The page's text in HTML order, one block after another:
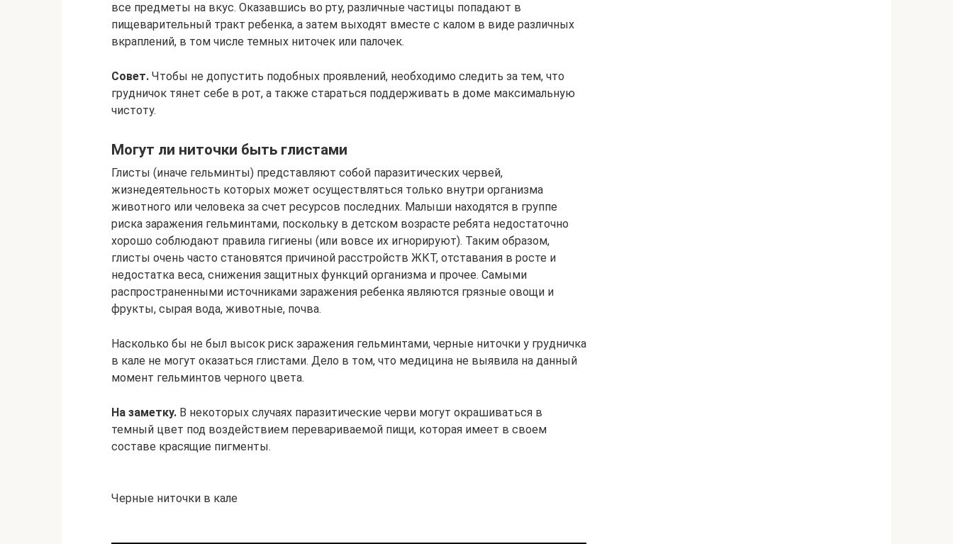
все предметы на вкус. Оказавшись во рту, различные частицы попадают в
пищеварительный тракт ребенка, а затем выходят вместе с калом в виде различных
вкраплений, в том числе темных ниточек или палочек.
Совет. Чтобы не допустить подобных проявлений, необходимо следить за тем, что
грудничок тянет себе в рот, а также стараться поддерживать в доме максимальную
чистоту.
Могут ли ниточки быть глистами
Глисты (иначе гельминты) представляют собой паразитических червей,
жизнедеятельность которых может осуществляться только внутри организма
животного или человека за счет ресурсов последних. Малыши находятся в группе
риска заражения гельминтами, поскольку в детском возрасте ребята недостаточно
хорошо соблюдают правила гигиены (или вовсе их игнорируют). Таким образом,
глисты очень часто становятся причиной расстройств ЖКТ, отставания в росте и
недостатка веса, снижения защитных функций организма и прочее. Самыми
распространенными источниками заражения ребенка являются грязные овощи и
фрукты, сырая вода, животные, почва.
Насколько бы не был высок риск заражения гельминтами, черные ниточки у грудничка
в кале не могут оказаться глистами. Дело в том, что медицина не выявила на данный
момент гельминтов черного цвета.
На заметку. В некоторых случаях паразитические черви могут окрашиваться в
темный цвет под воздействием перевариваемой пищи, которая имеет в своем
составе красящие пигменты.
Черные ниточки в кале